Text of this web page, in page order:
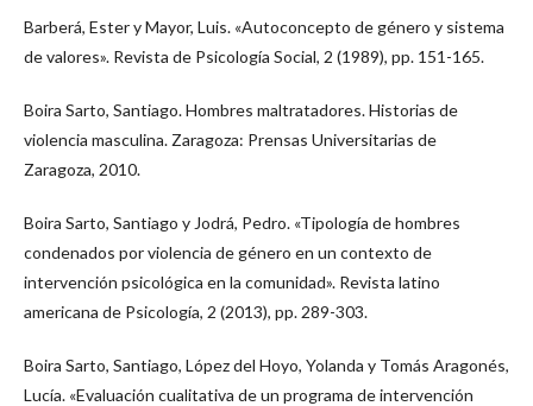
Barberá, Ester y Mayor, Luis. «Autoconcepto de género y sistema
de valores». Revista de Psicología Social, 2 (1989), pp. 151-165.
Boira Sarto, Santiago. Hombres maltratadores. Historias de
violencia masculina. Zaragoza: Prensas Universitarias de
Zaragoza, 2010.
Boira Sarto, Santiago y Jodrá, Pedro. «Tipología de hombres
condenados por violencia de género en un contexto de
intervención psicológica en la comunidad». Revista latino
americana de Psicología, 2 (2013), pp. 289-303.
Boira Sarto, Santiago, López del Hoyo, Yolanda y Tomás Aragonés,
Lucía. «Evaluación cualitativa de un programa de intervención